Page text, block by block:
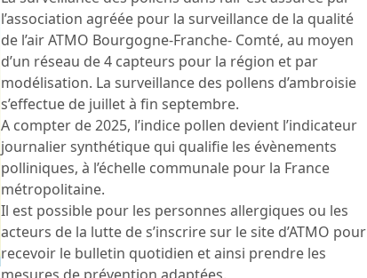
l’association agréée pour la surveillance de la qualité
de l’air ATMO Bourgogne-Franche- Comté, au moyen
d’un réseau de 4 capteurs pour la région et par
modélisation. La surveillance des pollens d’ambroisie
s’effectue de juillet à fin septembre.
A compter de 2025, l’indice pollen devient l’indicateur
journalier synthétique qui qualifie les évènements
polliniques, à l’échelle communale pour la France
métropolitaine.
Il est possible pour les personnes allergiques ou les
acteurs de la lutte de s’inscrire sur le site d’ATMO pour
recevoir le bulletin quotidien et ainsi prendre les